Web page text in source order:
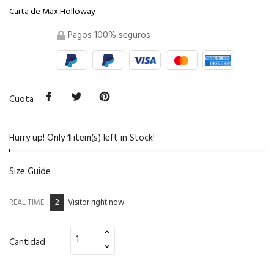
Carta de Max Holloway
Pagos 100% seguros
Cuota
Hurry up! Only1item(s) left in Stock!
Size Guide
REAL TIME: 2 Visitor right now
Cantidad